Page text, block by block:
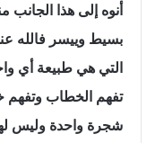
أنوه إلى هذا الجانب
بسيط وييسر فالله
التي هي طبيعة أي
تفهم الخطاب وتفهم
شجرة واحدة وليس